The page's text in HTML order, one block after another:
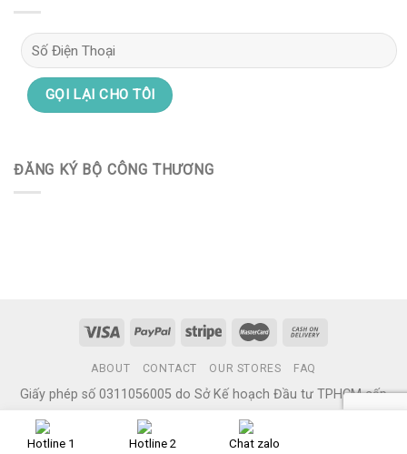
ĐĂNG KÝ BỘ CÔNG THƯƠNG
ABOUT CONTACT OUR STORES FAQ
Giấy phép số 0311056005 do Sở Kế hoạch Đầu tư TPHCM cấp
ngày 11/08/2011
Copyright 2026 ©
Hana Care
Hotline 1 Hotline 2 Chat zalo